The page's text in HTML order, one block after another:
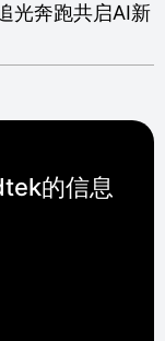
光奔跑共启AI新
的信息